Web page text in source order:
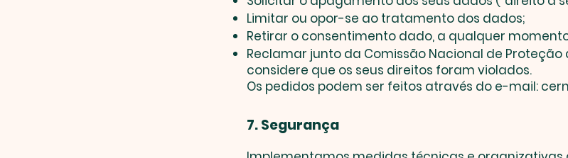
Limitar ou opor-se ao tratamento dos dados;
Retirar o consentimento dado, a qualquer
Reclamar junto da Comissão Nacional de Proteção
considere que os seus direitos foram violados.
Os pedidos podem ser feitos através do e-mail:
7. Segurança